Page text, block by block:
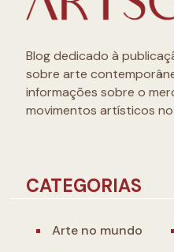
Blog dedicado à
sobre arte
informações sobre o
movimentos artísticos no
CATEGORIAS
Arte no mundo